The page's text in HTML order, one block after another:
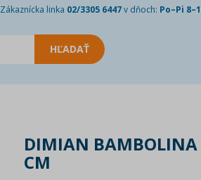
Zákaznícka linka 02/3305 6447v dňoch: Po–Pi
DIMIAN BAMBOLINA
CM